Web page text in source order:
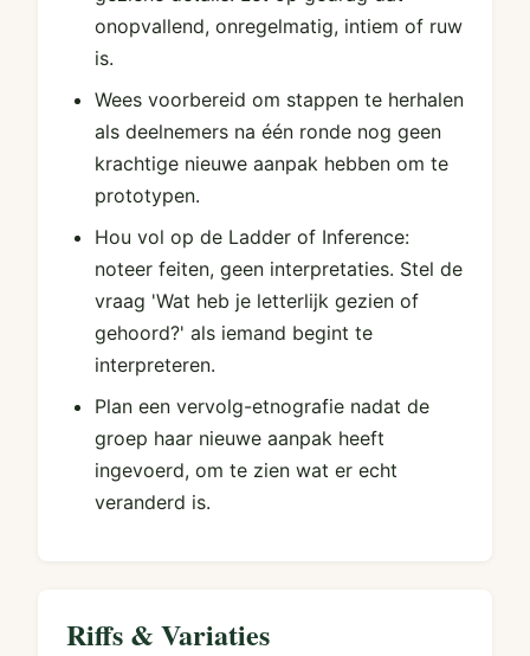
onopvallend, onregelmatig, intiem of ruw
is.
Wees voorbereid om stappen te herhalen
als deelnemers na één ronde nog geen
krachtige nieuwe aanpak hebben om te
prototypen.
Hou vol op de Ladder of Inference:
noteer feiten, geen interpretaties. Stel de
vraag 'Wat heb je letterlijk gezien of
gehoord?' als iemand begint te
interpreteren.
Plan een vervolg-etnografie nadat de
groep haar nieuwe aanpak heeft
ingevoerd, om te zien wat er echt
veranderd is.
Riffs & Variaties